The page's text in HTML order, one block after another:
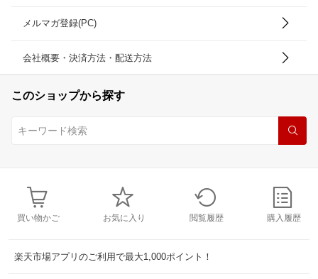
メルマガ登録(PC)
会社概要・決済方法・配送方法
このショップから探す
買い物かご お気に入り 閲覧履歴 購入履歴
楽天市場アプリのご利用で最大1,000ポイント！